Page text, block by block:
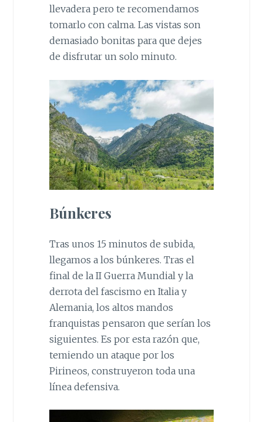
llevadera pero te recomendamos
tomarlo con calma. Las vistas son
demasiado bonitas para que dejes
de disfrutar un solo minuto.
Búnkeres
Tras unos 15 minutos de subida,
llegamos a los búnkeres. Tras el
final de la II Guerra Mundial y la
derrota del fascismo en Italia y
Alemania, los altos mandos
franquistas pensaron que serían los
siguientes. Es por esta razón que,
temiendo un ataque por los
Pirineos, construyeron toda una
línea defensiva.